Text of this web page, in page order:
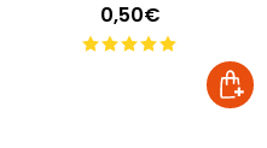
0,50€